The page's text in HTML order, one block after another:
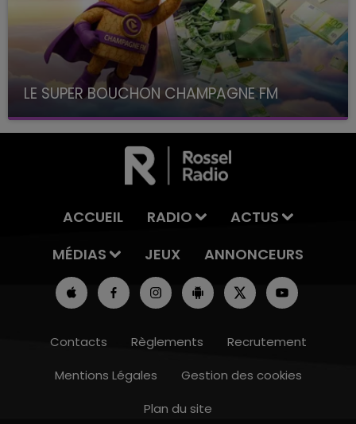
16h00 - 20h00
LE SUPER BOUCHON CHAMPAGNE FM
avec La Famille Champagne FM, à 8H10
ACCUEIL RADIO
ACTUS
MÉDIAS
JEUX ANNONCEURS
Contacts Règlements
Recrutement
Mentions Légales
Gestion des cookies
Plan du site